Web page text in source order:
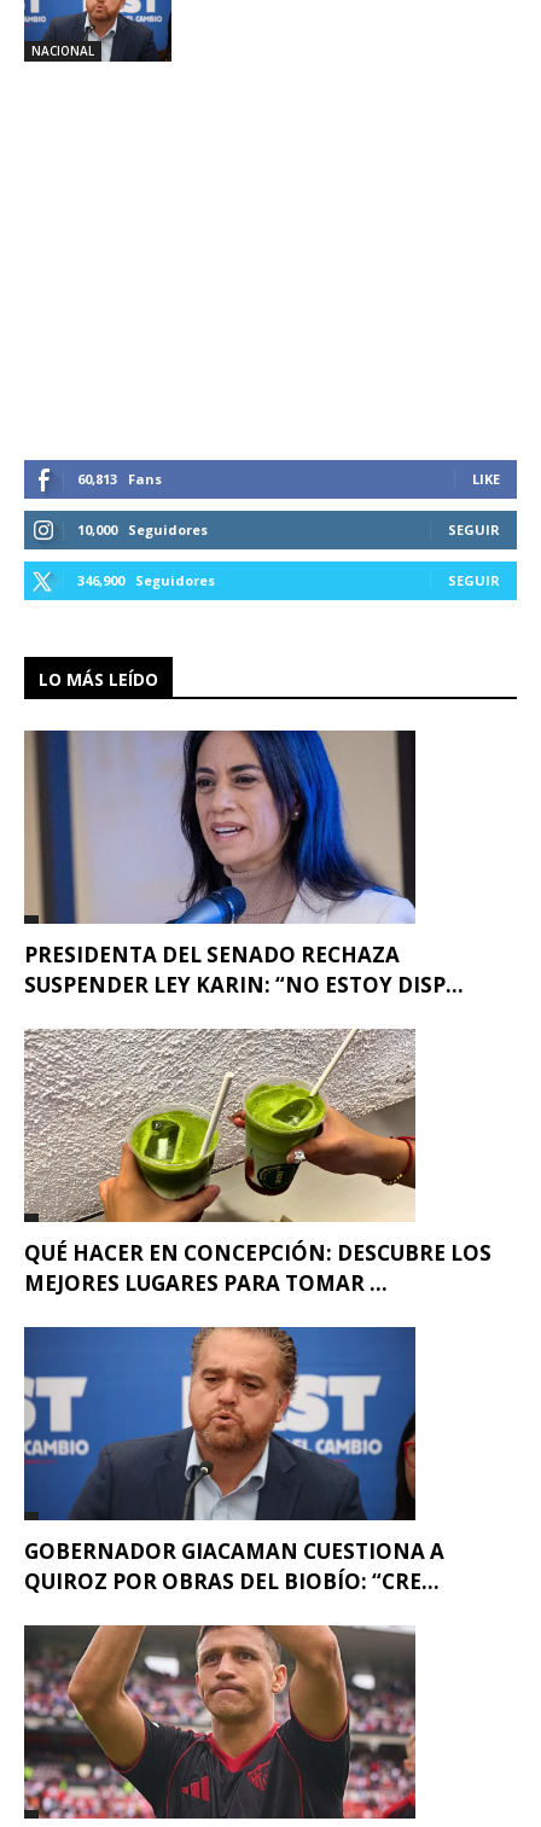
NACIONAL
60,813 Fans LIKE
10,000 Seguidores SEGUIR
346,900 Seguidores SEGUIR
LO MÁS LEÍDO
PRESIDENTA DEL SENADO RECHAZA
SUSPENDER LEY KARIN: “NO ESTOY DISP...
QUÉ HACER EN CONCEPCIÓN: DESCUBRE LOS
MEJORES LUGARES PARA TOMAR ...
GOBERNADOR GIACAMAN CUESTIONA A
QUIROZ POR OBRAS DEL BIOBÍO: “CRE...